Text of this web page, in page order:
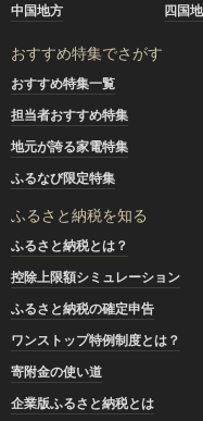
中国地方
四国
おすすめ特集でさがす
おすすめ特集一覧
担当者おすすめ特集
地元が誇る家電特集
ふるなび限定特集
ふるさと納税を知る
ふるさと納税とは？
控除上限額シミュレーション
ふるさと納税の確定申告
ワンストップ特例制度とは？
寄附金の使い道
企業版ふるさと納税とは